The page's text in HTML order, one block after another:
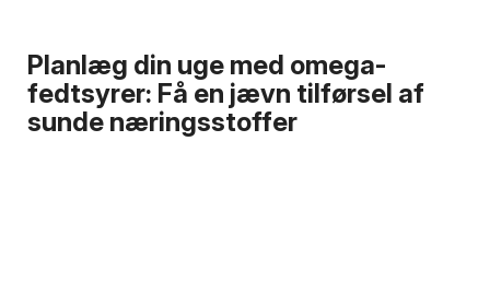
Planlæg din uge med omega-
fedtsyrer: Få en jævn tilførsel af
sunde næringsstoffer